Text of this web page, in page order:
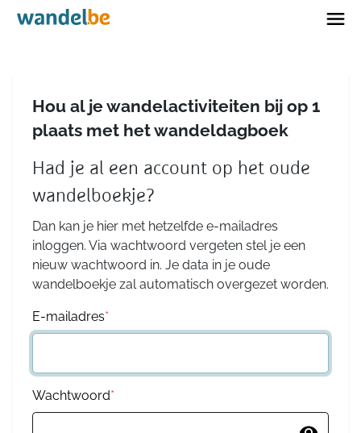
Home
Hou al je wandelactiviteiten bij op 1
plaats met het wandeldagboek
Had je al een account op het oude
wandelboekje?
Dan kan je hier met hetzelfde e-mailadres
inloggen. Via wachtwoord vergeten stel je een
nieuw wachtwoord in. Je data in je oude
wandelboekje zal automatisch overgezet worden.
E-mailadres*
Wachtwoord*